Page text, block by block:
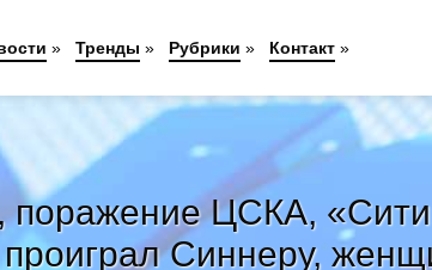
поражение ЦСКА,
Синнеру,
» Тренды » Рубрики » Контакт »